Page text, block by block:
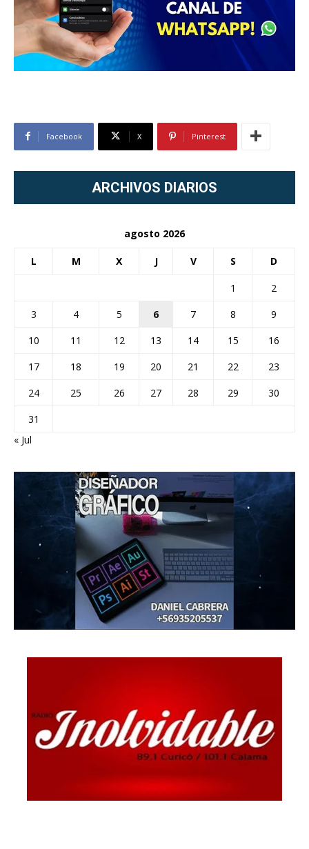
Facebook X Pinterest
ARCHIVOS DIARIOS
agosto 2026
L M X J V S D
1
2
3
4 5 6 7 8
9
10
11 12 13 14 15
16
17
18 19 20 21 22
23
24
25 26 27 28 29
30
31
« Jul